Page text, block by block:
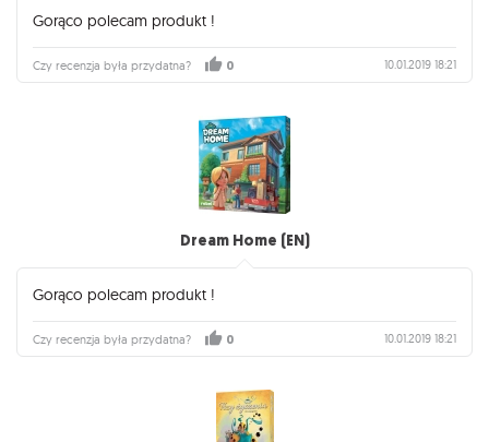
Gorąco polecam produkt !
Czy recenzja była przydatna? 0 10.01.2019 18:21
Dream Home (EN)
Gorąco polecam produkt !
Czy recenzja była przydatna? 0 10.01.2019 18:21